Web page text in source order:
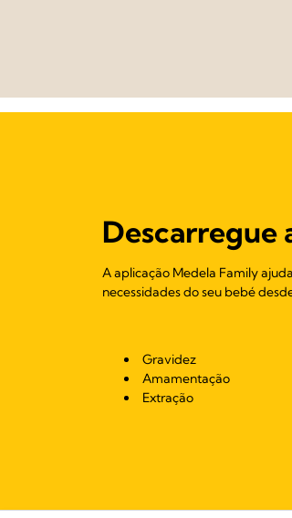
Descarregue
A aplicação Medela Family
necessidades do seu bebé
Gravidez
Amamentação
Extração